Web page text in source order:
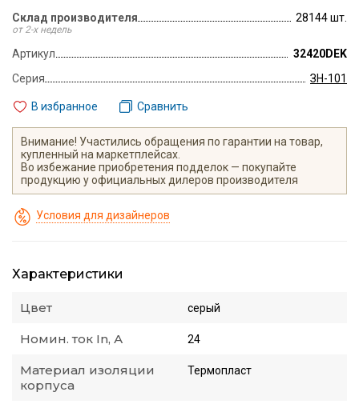
Склад производителя
от 2-х недель
28144 шт.
Артикул
32420DEK
Серия
ЗН-101
В избранное Сравнить
Внимание! Участились обращения по гарантии на товар,
купленный на маркетплейсах.
Во избежание приобретения подделок — покупайте
продукцию у официальных дилеров производителя
Условия для дизайнеров
Характеристики
Цвет серый
Номин. ток In, А 24
Материал изоляции
корпуса
Термопласт